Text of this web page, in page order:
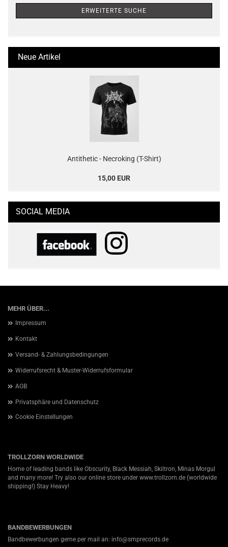
ERWEITERTE SUCHE
Neue Artikel
Antithetic - Necroking (T-Shirt)
15,00 EUR
SOCIAL MEDIA
MEHR ÜBER...
Impressum
Kontakt
Versand- & Zahlungsbedingungen
Widerrufsrecht & Muster-Widerrufsformular
AGB
Privatsphäre und Datenschutz
Cookie Einstellungen
TROLLZORN WORLDWIDE
Home of leading bands like Obscurity, Black Messiah, Skiltron, Minas Morgul
and many more! Try also our online store under www.trollzorn.de (worldwide
shipping!) Stay Heavy!
BANDBEWERBUNGEN
Bandbewerbungen gerne per mail an: info@smprecords.de